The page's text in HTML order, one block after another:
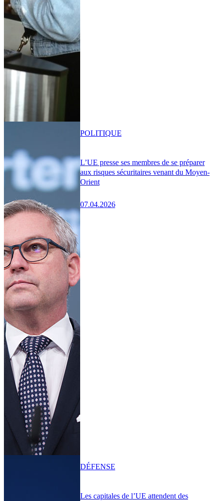
L’UE presse ses membres de se préparer
aux risques sécuritaires venant du Moyen-
Orient
07.04.2026
POLITIQUE
Les capitales de l’UE attendent des
DÉFENSE